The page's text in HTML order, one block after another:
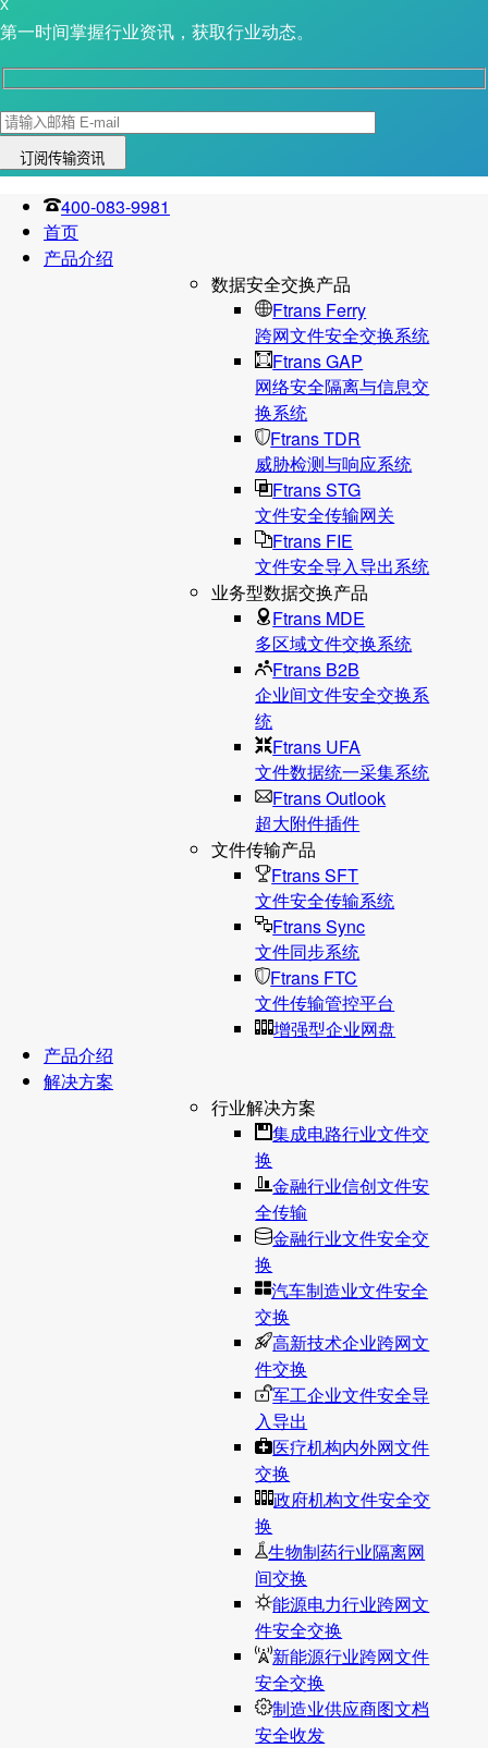
X
第一时间掌握行业资讯，获取行业动态。
400-083-9981
首页
产品介绍
数据安全交换产品
Ftrans Ferry
跨网文件安全交换系统
Ftrans GAP
网络安全隔离与信息交
换系统
Ftrans TDR
威胁检测与响应系统
Ftrans STG
文件安全传输网关
Ftrans FIE
文件安全导入导出系统
业务型数据交换产品
Ftrans MDE
多区域文件交换系统
Ftrans B2B
企业间文件安全交换系
统
Ftrans UFA
文件数据统⼀采集系统
Ftrans Outlook
超大附件插件
文件传输产品
Ftrans SFT
文件安全传输系统
Ftrans Sync
文件同步系统
Ftrans FTC
文件传输管控平台
增强型企业网盘
产品介绍
解决方案
行业解决方案
集成电路行业文件交
换
金融行业信创文件安
全传输
金融行业文件安全交
换
汽车制造业文件安全
交换
高新技术企业跨网文
件交换
军工企业文件安全导
入导出
医疗机构内外网文件
交换
政府机构文件安全交
换
生物制药行业隔离网
间交换
能源电力行业跨网文
件安全交换
新能源行业跨网文件
安全交换
制造业供应商图文档
安全收发